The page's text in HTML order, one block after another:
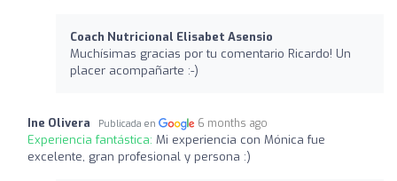
Coach Nutricional Elisabet Asensio
Muchísimas gracias por tu comentario Ricardo! Un
placer acompañarte :-)
Ine Olivera Publicada en 6 months ago
Experiencia fantástica: Mi experiencia con Mónica fue
excelente, gran profesional y persona :)